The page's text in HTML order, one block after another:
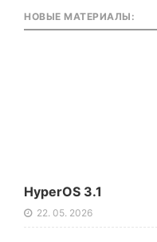
НОВЫЕ МАТЕРИАЛЫ:
HyperOS 3.1
22. 05. 2026